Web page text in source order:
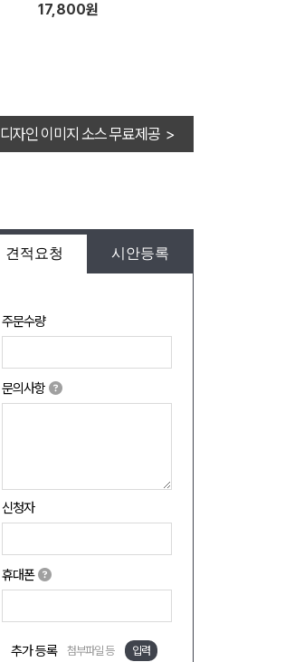
17,800원
디자인 이미지 소스 무료제공 >
견적요청 시안등록
주문수량
문의사항
신청자
휴대폰
추가 등록 첨부파일 등 입력